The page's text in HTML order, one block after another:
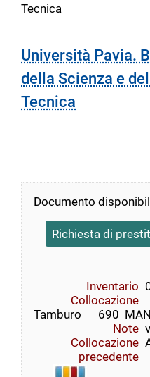
Tecnica
Università Pavia.
della Scienza e
Tecnica
Documento
Richiesta di
Inventario
Collocazione
Tamburo      690
Note
Collocazione
precedente